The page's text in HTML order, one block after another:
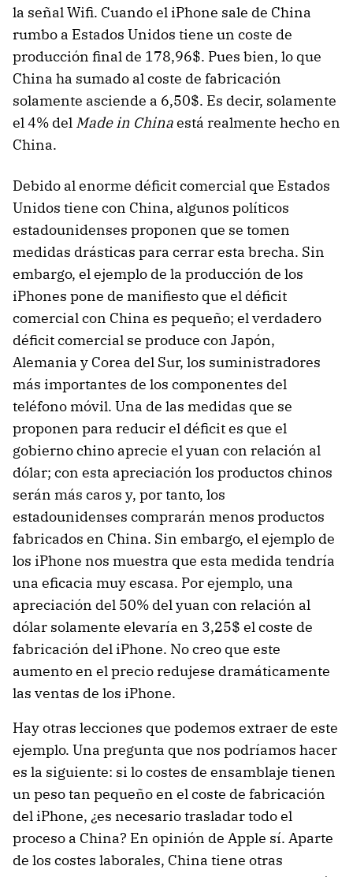
la señal Wifi. Cuando el iPhone sale de China
rumbo a Estados Unidos tiene un coste de
producción final de 178,96$. Pues bien, lo que
China ha sumado al coste de fabricación
solamente asciende a 6,50$. Es decir, solamente
el 4% del Made in Chinaestá realmente hecho en
China.
Debido al enorme déficit comercial que Estados
Unidos tiene con China, algunos políticos
estadounidenses proponen que se tomen
medidas drásticas para cerrar esta brecha. Sin
embargo, el ejemplo de la producción de los
iPhones pone de manifiesto que el déficit
comercial con China es pequeño; el verdadero
déficit comercial se produce con Japón,
Alemania y Corea del Sur, los suministradores
más importantes de los componentes del
teléfono móvil. Una de las medidas que se
proponen para reducir el déficit es que el
gobierno chino aprecie el yuan con relación al
dólar; con esta apreciación los productos chinos
serán más caros y, por tanto, los
estadounidenses comprarán menos productos
fabricados en China. Sin embargo, el ejemplo de
los iPhone nos muestra que esta medida tendría
una eficacia muy escasa. Por ejemplo, una
apreciación del 50% del yuan con relación al
dólar solamente elevaría en 3,25$ el coste de
fabricación del iPhone. No creo que este
aumento en el precio redujese dramáticamente
las ventas de los iPhone.
Hay otras lecciones que podemos extraer de este
ejemplo. Una pregunta que nos podríamos hacer
es la siguiente: si lo costes de ensamblaje tienen
un peso tan pequeño en el coste de fabricación
del iPhone, ¿es necesario trasladar todo el
proceso a China? En opinión de Apple sí. Aparte
de los costes laborales, China tiene otras